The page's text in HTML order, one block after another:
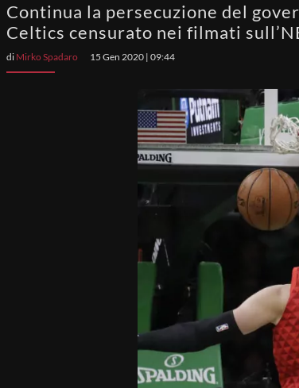
Continua la persecuzione del
Celtics censurato nei filmati
di Mirko Spadaro 15 Gen 2020 | 09:44